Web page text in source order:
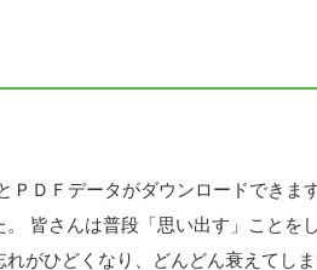
ＤＦデータがダウンロードできま
。 皆さんは普段「思い出す」ことを
がひどくなり、どんどん衰えてし